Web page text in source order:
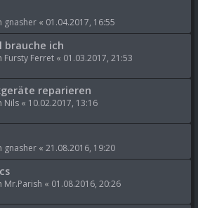
gnasher « 01.04.2017, 16:55
brauche ich
Fursty Ferret « 01.03.2017, 21:53
reparieren
Nils « 10.02.2017, 13:16
gnasher « 21.08.2016, 19:20
Mr.Parish « 01.08.2016, 20:26